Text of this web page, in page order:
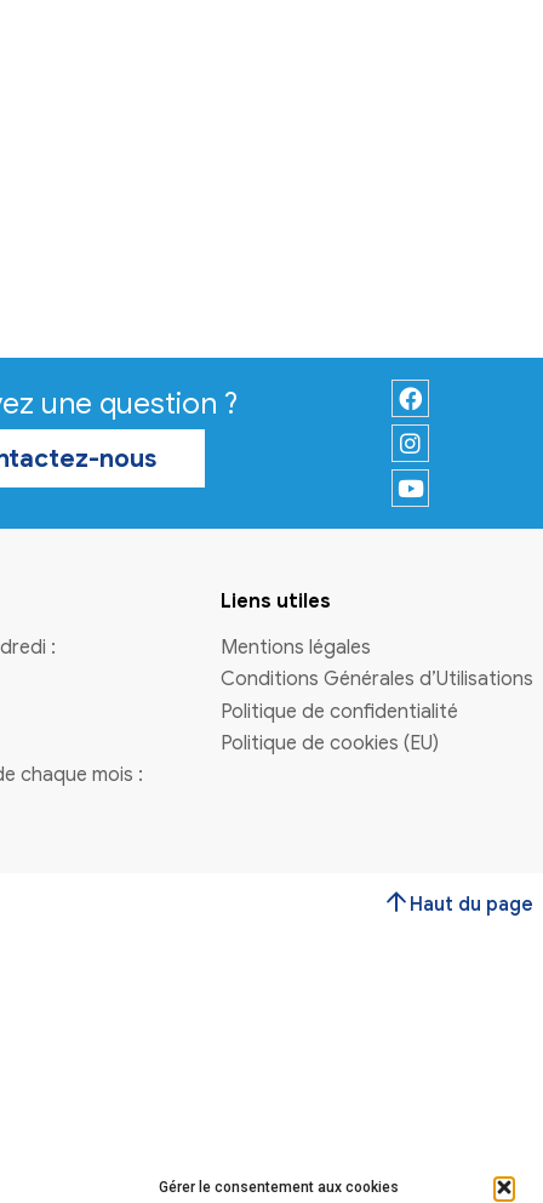
Mairie - Fermetures
exceptionnelles les
La Mairie de Virelade sera
exceptionnellement fermée
samedis en août.
En savoir plus